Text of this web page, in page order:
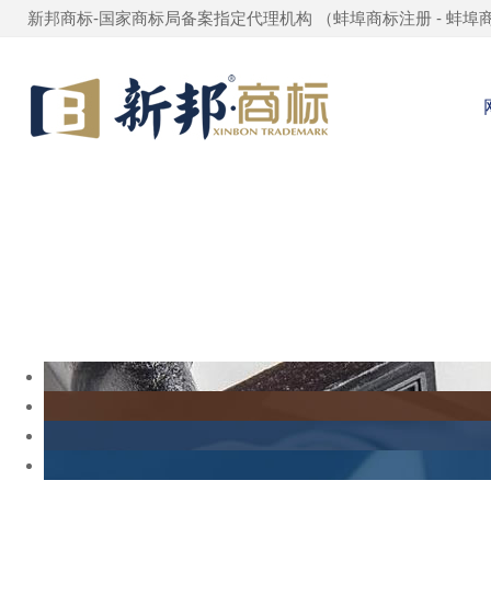
新邦商标-国家商标局备案指定代理机构 （蚌埠商标注册 - 蚌埠